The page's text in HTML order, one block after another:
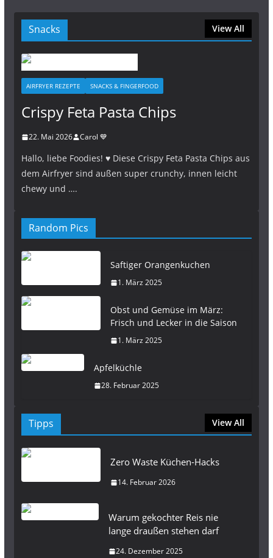
Snacks View All
AIRFRYER REZEPTE SNACKS & FINGERFOOD
Crispy Feta Pasta Chips
22. Mai 2026 Carol 💙
Hallo, liebe Foodies! ♥︎ Diese Crispy Feta Pasta Chips aus
dem Airfryer sind außen super crunchy, innen leicht
chewy und ….
Random Pics
Saftiger Orangenkuchen
1. März 2025
Obst und Gemüse im März:
Frisch und Lecker in die Saison
1. März 2025
Apfelküchle
28. Februar 2025
Tipps View All
Zero Waste Küchen-Hacks
14. Februar 2026
Warum gekochter Reis nie
lange draußen stehen darf
24. Dezember 2025